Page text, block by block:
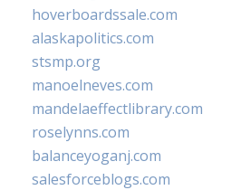
hoverboardssale.com
alaskapolitics.com
stsmp.org
manoelneves.com
mandelaeffectlibrary.com
roselynns.com
balanceyoganj.com
salesforceblogs.com